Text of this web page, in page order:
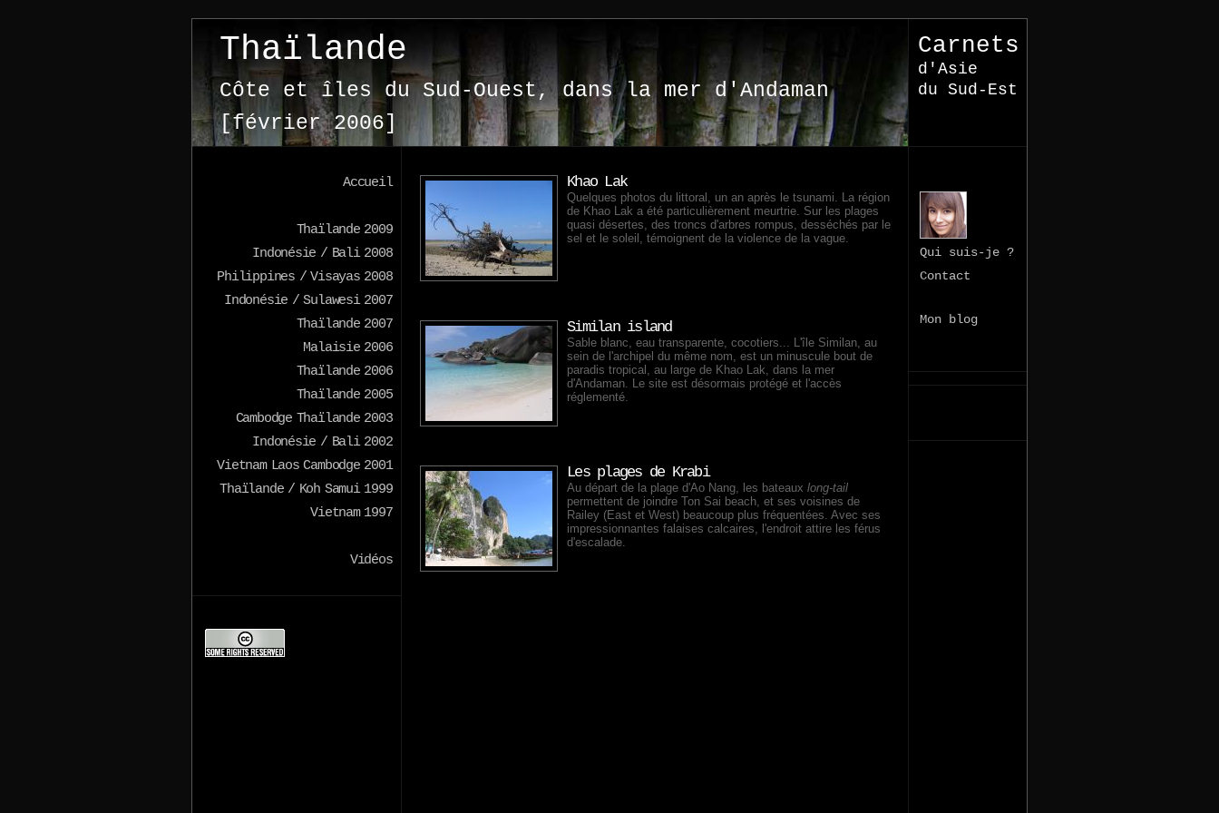
Thaïlande
Côte et îles du Sud-Ouest, dans la mer d'Andaman
[février 2006]
Carnets
d'Asie
du Sud-Est
Khao Lak
Quelques photos du littoral, un an après le tsunami. La région
de Khao Lak a été particulièrement meurtrie. Sur les plages
quasi désertes, des troncs d'arbres rompus, desséchés par le
sel et le soleil, témoignent de la violence de la vague.
Similan island
Sable blanc, eau transparente, cocotiers... L'île Similan, au
sein de l'archipel du même nom, est un minuscule bout de
paradis tropical, au large de Khao Lak, dans la mer
d'Andaman. Le site est désormais protégé et l'accès
réglementé.
Les plages de Krabi
Au départ de la plage d'Ao Nang, les bateaux long-tail
permettent de joindre Ton Sai beach, et ses voisines de
Railey (East et West) beaucoup plus fréquentées. Avec ses
impressionnantes falaises calcaires, l'endroit attire les férus
d'escalade.
Qui suis-je ?
Contact
Mon blog
Accueil
Thaïlande 2009
Indonésie / Bali 2008
Philippines / Visayas 2008
Indonésie / Sulawesi 2007
Thaïlande 2007
Malaisie 2006
Thaïlande 2006
Thaïlande 2005
Cambodge Thaïlande 2003
Indonésie / Bali 2002
Vietnam Laos Cambodge 2001
Thaïlande / Koh Samui 1999
Vietnam 1997
Vidéos